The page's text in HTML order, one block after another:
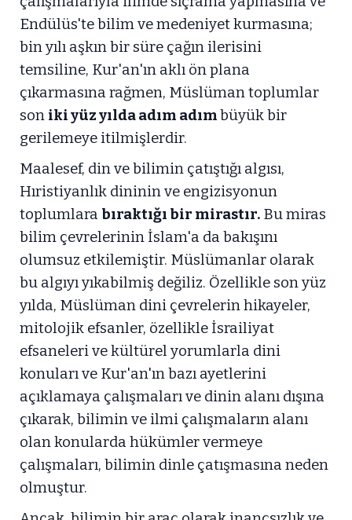
Endülüs'te bilim ve medeniyet kurmasına;
bin yılı aşkın bir süre çağın ilerisini
temsiline, Kur'an'ın aklı ön plana
çıkarmasına rağmen, Müslüman toplumlar
son iki yüz yılda adım adımbüyük bir
gerilemeye itilmişlerdir.
Maalesef, din ve bilimin çatıştığı algısı,
Hıristiyanlık dininin ve engizisyonun
toplumlara bıraktığı bir mirastır. Bu miras
bilim çevrelerinin İslam'a da bakışını
olumsuz etkilemiştir. Müslümanlar olarak
bu algıyı yıkabilmiş değiliz. Özellikle son yüz
yılda, Müslüman dini çevrelerin hikayeler,
mitolojik efsanler, özellikle İsrailiyat
efsaneleri ve kültürel yorumlarla dini
konuları ve Kur'an'ın bazı ayetlerini
açıklamaya çalışmaları ve dinin alanı dışına
çıkarak, bilimin ve ilmi çalışmaların alanı
olan konularda hükümler vermeye
çalışmaları, bilimin dinle çatışmasına neden
olmuştur.